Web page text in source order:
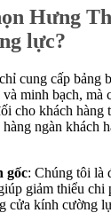
Hưng
lực?
cung cấp bảng
minh bạch, mà
cho khách hàng
ngàn khách
gốc: Chúng tôi là
giảm thiểu chi
cửa kính cường